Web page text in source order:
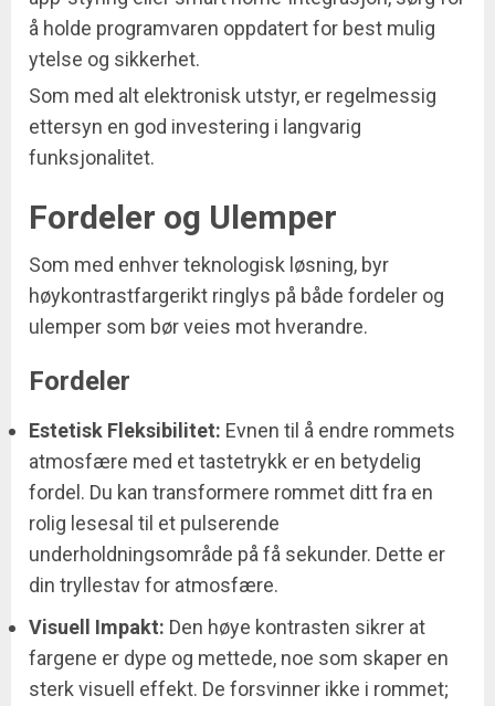
å holde programvaren oppdatert for best mulig
ytelse og sikkerhet.
Som med alt elektronisk utstyr, er regelmessig
ettersyn en god investering i langvarig
funksjonalitet.
Fordeler og Ulemper
Som med enhver teknologisk løsning, byr
høykontrastfargerikt ringlys på både fordeler og
ulemper som bør veies mot hverandre.
Fordeler
Estetisk Fleksibilitet: Evnen til å endre rommets
atmosfære med et tastetrykk er en betydelig
fordel. Du kan transformere rommet ditt fra en
rolig lesesal til et pulserende
underholdningsområde på få sekunder. Dette er
din tryllestav for atmosfære.
Visuell Impakt: Den høye kontrasten sikrer at
fargene er dype og mettede, noe som skaper en
sterk visuell effekt. De forsvinner ikke i rommet;